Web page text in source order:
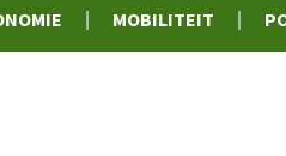
MOBILITEIT